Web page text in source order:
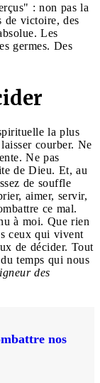
: non pas la
de victoire, des
Les
germes. Des
la plus
courber. Ne
Ne pas
de Dieu. Et, au
de souffle
aimer, servir,
ce mal.
à moi. Que rien
ceux qui vivent
de décider. Tout
temps qui nous
des
nos